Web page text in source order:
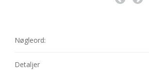
Nøgleord:
Detaljer